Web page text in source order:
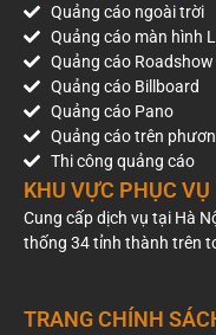
Quảng cáo ngoài trời
Quảng cáo màn hình
Quảng cáo Roadshow
Quảng cáo Billboard
Quảng cáo Pano
Quảng cáo trên
Thi công quảng cáo
KHU VỰC PHỤC VỤ
Cung cấp dịch vụ tại Hà
thống 34 tỉnh thành trên
TRANG CHÍNH